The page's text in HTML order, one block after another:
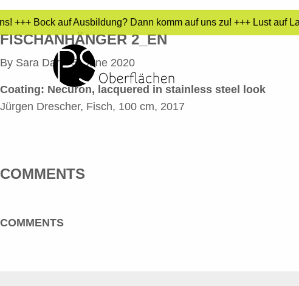
Bock auf Ausbildung? Dann komm auf uns zu! +++ Lust
FISCHANHÄNGER 2_EN
By Sara Dari•5. June 2020
Coating: Necuron, lacquered in stainless steel look
Jürgen Drescher, Fisch, 100 cm, 2017
COMMENTS
COMMENTS